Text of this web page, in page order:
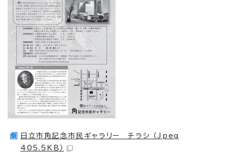
日立市角記念市民ギャラリー チラシ （Jpeg
405.5KB）